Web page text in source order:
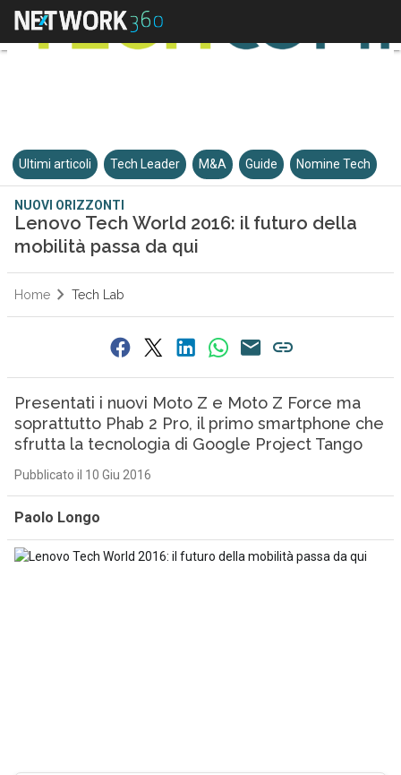
Ultimi articoli Tech Leader M&A Guide Nomine Tech
NUOVI ORIZZONTI
Lenovo Tech World 2016: il futuro della
mobilità passa da qui
Home Tech Lab
Presentati i nuovi Moto Z e Moto Z Force ma
soprattutto Phab 2 Pro, il primo smartphone che
sfrutta la tecnologia di Google Project Tango
Pubblicato il 10 Giu 2016
Paolo Longo